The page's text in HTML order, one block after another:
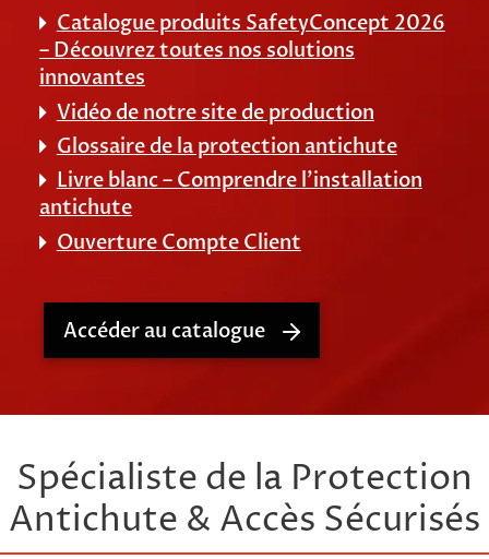
Catalogue produits SafetyConcept 2026
– Découvrez toutes nos solutions
innovantes
Vidéo de notre site de production
Glossaire de la protection antichute
Livre blanc – Comprendre l’installation
antichute
Ouverture Compte Client
Accéder au catalogue
Spécialiste de la Protection
Antichute & Accès Sécurisés